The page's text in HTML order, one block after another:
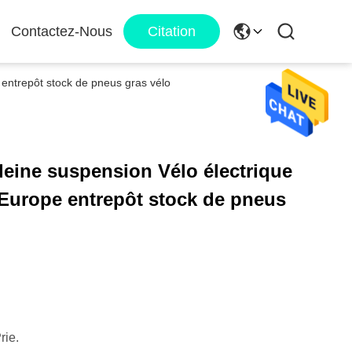
Contactez-Nous Citation
stock de pneus gras vélo
suspension Vélo électrique
entrepôt stock de pneus